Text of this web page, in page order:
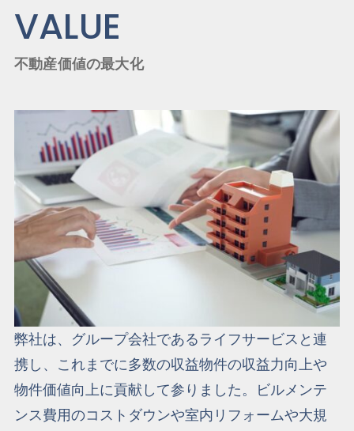
VALUE
不動産価値の最大化
弊社は、グループ会社であるライフサービスと連
携し、これまでに多数の収益物件の収益力向上や
物件価値向上に貢献して参りました。
ビルメンテ
ンス費用のコストダウンや室内リフォームや大規